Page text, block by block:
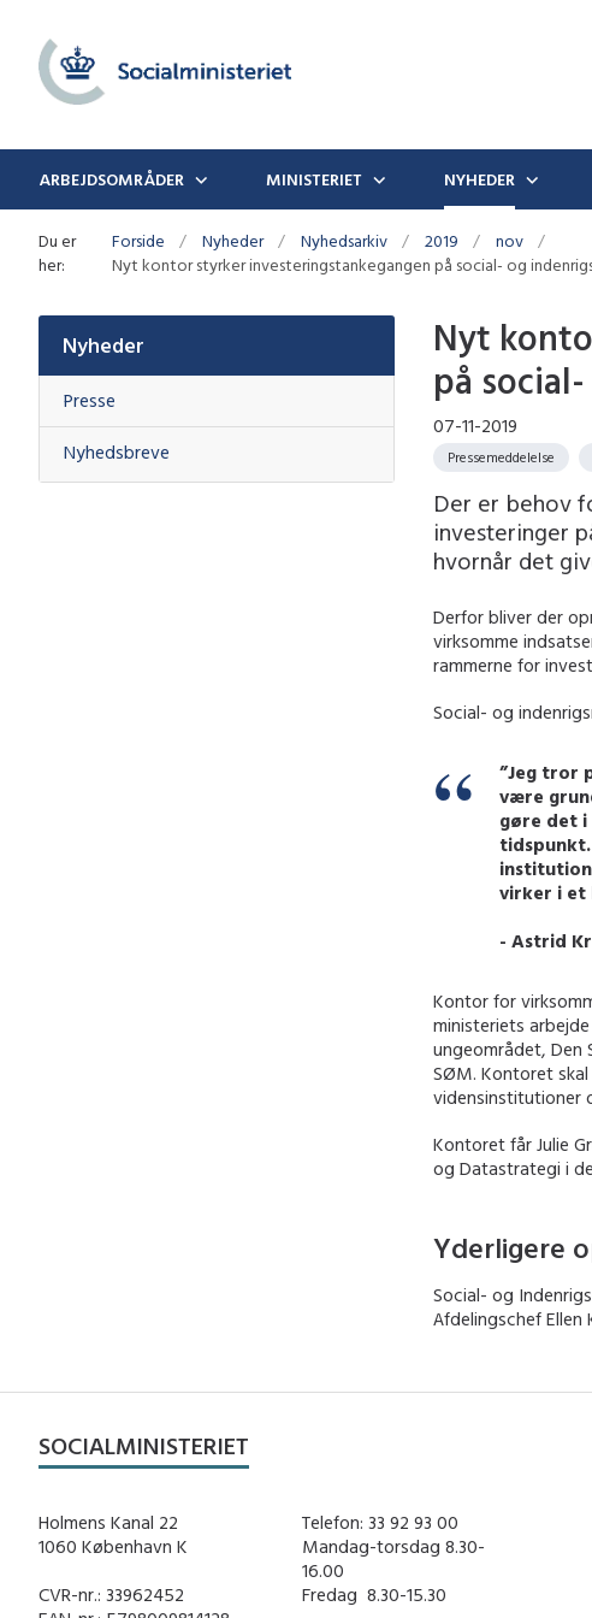
ARBEJDSOMRÅDER MINISTERIET NYHEDER
Du er
her:
Forside Nyheder Nyhedsarkiv 2019
nov
Nyt kontor styrker investeringstankegangen på social- og
Nyheder
Presse
Nyhedsbreve
Nyt
på
07-11-2019
Pressemeddelelse
Der er behov
investeringer
hvornår det
Derfor bliver der
virksomme
rammerne for
Social- og
”Jeg tror
være
gøre det i
virker i et
- Astrid
Kontor for
ministeriets
ungeområdet, Den
SØM. Kontoret
vidensinstitutioner
Kontoret får Julie
og Datastrategi i
Yderligere
Social- og
Afdelingschef Ellen
SOCIALMINISTERIET
Holmens Kanal 22
1060 København K
CVR-nr.: 33962452
Telefon: 33 92 93 00
Mandag-torsdag 8.30-
16.00
Fredag ​ 8.30-15.30